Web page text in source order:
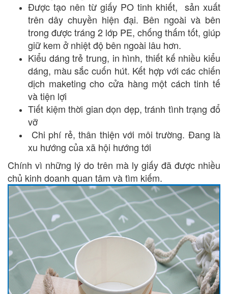
Được tạo nên từ giấy PO tinh khiết, sản xuất
trên dây chuyền hiện đại. Bên ngoài và bên
trong được tráng 2 lớp PE, chống thấm tốt, giúp
giữ kem ở nhiệt độ bên ngoài lâu hơn.
Kiểu dáng trẻ trung, in hình, thiết kế nhiều kiểu
dáng, màu sắc cuốn hút. Kết hợp với các chiến
dịch maketing cho cửa hàng một cách tinh tế
và tiện lợi
Tiết kiệm thời gian dọn dẹp, tránh tình trạng đổ
vỡ
Chi phí rẻ, thân thiện với môi trường. Đang là
xu hướng của xã hội hướng tới
Chính vì những lý do trên mà ly giấy đã được nhiều
chủ kinh doanh quan tâm và tìm kiếm.